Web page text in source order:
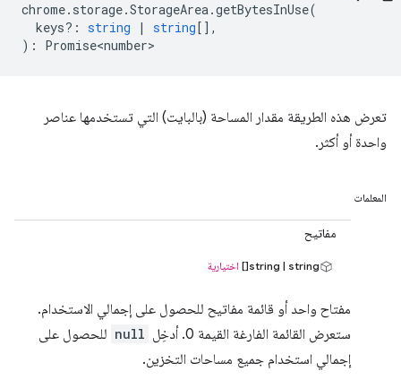
chrome. storage.StorageArea.getBytesInUse(
keys? : string | string[],
) : Promise<number>
تعرض هذه الطريقة مقدار المساحة (بالبايت) التي تستخدمها عناصر
واحدة أو أكثر.
المعلمات
مفاتيح
string | string[] اختيارية
مفتاح واحد أو قائمة مفاتيح للحصول على إجمالي الاستخدام.
ستعرض القائمة الفارغة القيمة 0. أدخِل
null للحصول على
إجمالي استخدام جميع مساحات التخزين.